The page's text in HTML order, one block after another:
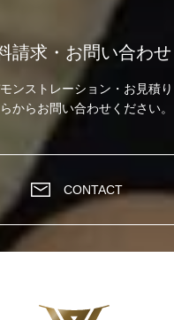
請求・お問い合わせ
ンストレーション・お見積り
からお問い合わせください。
CONTACT